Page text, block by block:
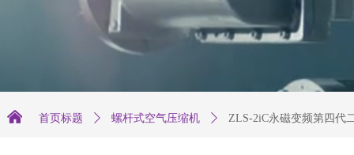
首页标题 ꄲ 螺杆式空气压缩机 ꄲ ZLS-2iC永磁变频第四代
낀